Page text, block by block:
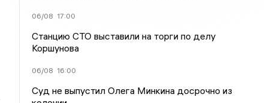
06/08 17:00
Станцию СТО выставили на торги по делу
Коршунова
06/08 16:00
Суд не выпустил Олега Минкина досрочно из